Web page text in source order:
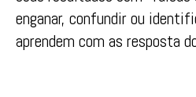
enganar, confundir ou
aprendem com as resposta